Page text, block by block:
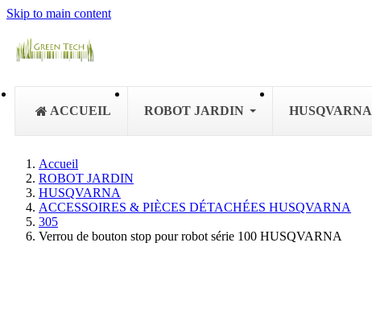
Skip to main content
ACCUEIL ROBOT JARDIN HUSQVARNA
Accueil
ROBOT JARDIN
HUSQVARNA
ACCESSOIRES & PIÈCES DÉTACHÉES HUSQVARNA
305
Verrou de bouton stop pour robot série 100 HUSQVARNA